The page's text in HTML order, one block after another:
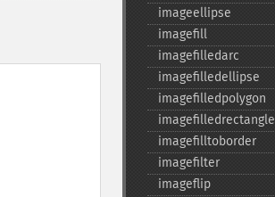
imageellipse
imagefill
imagefilledarc
imagefilledellipse
imagefilledpolygon
imagefilledrectangle
imagefilltoborder
imagefilter
imageflip